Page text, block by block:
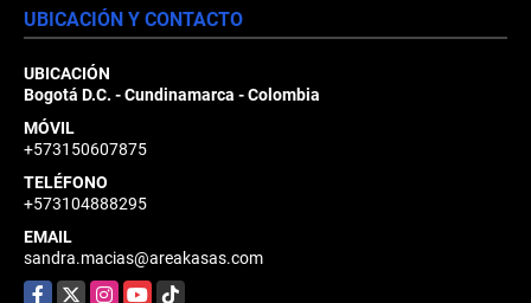
UBICACIÓN Y CONTACTO
UBICACIÓN
Bogotá D.C. - Cundinamarca - Colombia
MÓVIL
+573150607875
TELÉFONO
+573104888295
EMAIL
sandra.macias@areakasas.com
Facebook
X Instagram
YouTubeTikTok